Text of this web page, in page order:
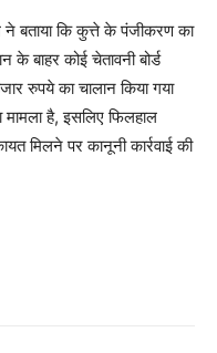
ने बताया कि कुत्ते के पंजीकरण का
के बाहर कोई चेतावनी बोर्ड
रुपये का चालान किया गया
है, इसलिए फिलहाल
मिलने पर कानूनी कार्रवाई की